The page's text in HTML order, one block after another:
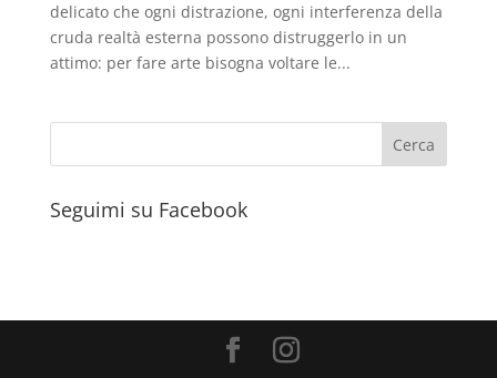
delicato che ogni distrazione, ogni interferenza della
cruda realtà esterna possono distruggerlo in un
attimo: per fare arte bisogna voltare le...
Seguimi su Facebook